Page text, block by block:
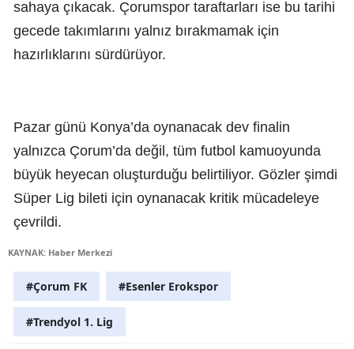
sahaya çıkacak. Çorumspor taraftarları ise bu tarihi
gecede takımlarını yalnız bırakmamak için
hazırlıklarını sürdürüyor.
Pazar günü Konya’da oynanacak dev finalin
yalnızca Çorum’da değil, tüm futbol kamuoyunda
büyük heyecan oluşturduğu belirtiliyor. Gözler şimdi
Süper Lig bileti için oynanacak kritik mücadeleye
çevrildi.
KAYNAK: Haber Merkezi
#Çorum FK #Esenler Erokspor
#Trendyol 1. Lig